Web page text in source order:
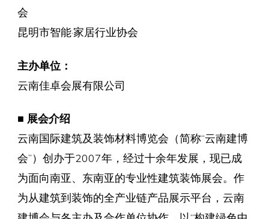
会
昆明市智能·家居行业协会
主办单位：
云南佳卓会展有限公司
■ 展会介绍
云南国际建筑及装饰材料博览会（简称“云南建博
会”）创办于2007年，经过十余年发展，现已成
为面向南亚、东南亚的专业性建筑装饰展会。作
为从建筑到装饰的全产业链产品展示平台，云南